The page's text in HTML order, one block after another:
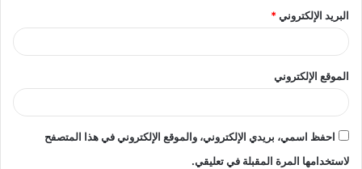
البريد الإلكتروني*
الموقع الإلكتروني
احفظ اسمي، بريدي الإلكتروني، والموقع الإلكتروني في هذا المتصفح
لاستخدامها المرة المقبلة في تعليقي.